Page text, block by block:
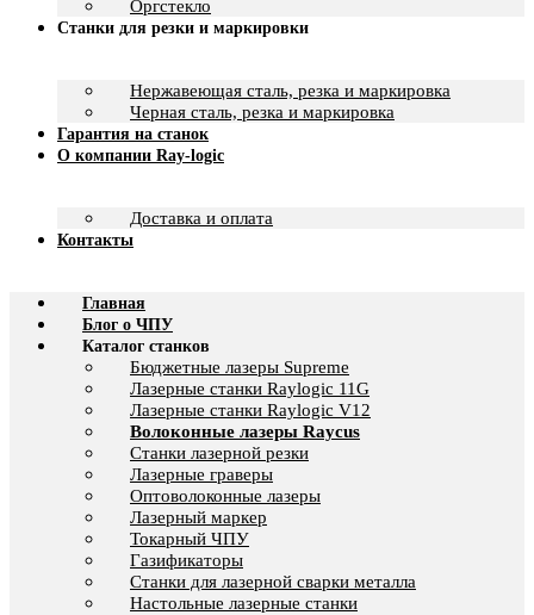
Оргстекло
Станки для резки и маркировки
Нержавеющая сталь, резка и маркировка
Черная сталь, резка и маркировка
Гарантия на станок
О компании Ray-logic
Доставка и оплата
Контакты
Главная
Блог о ЧПУ
Каталог станков
Бюджетные лазеры Supreme
Лазерные станки Raylogic 11G
Лазерные станки Raylogic V12
Волоконные лазеры Raycus
Станки лазерной резки
Лазерные граверы
Оптоволоконные лазеры
Лазерный маркер
Токарный ЧПУ
Газификаторы
Cтанки для лазерной сварки металла
Настольные лазерные станки